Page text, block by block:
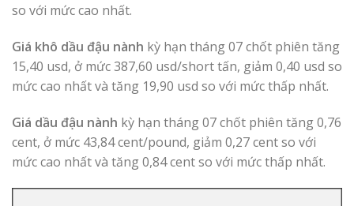
so với mức cao nhất.
Giá khô dầu đậu nành kỳ hạn tháng 07 chốt phiên tăng
15,40 usd, ở mức 387,60 usd/short tấn, giảm 0,40 usd so
mức cao nhất và tăng 19,90 usd so với mức thấp nhất.
Giá dầu đậu nành kỳ hạn tháng 07 chốt phiên tăng 0,76
cent, ở mức 43,84 cent/pound, giảm 0,27 cent so với
mức cao nhất và tăng 0,84 cent so với mức thấp nhất.